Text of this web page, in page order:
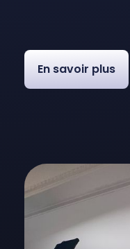
En savoir plus